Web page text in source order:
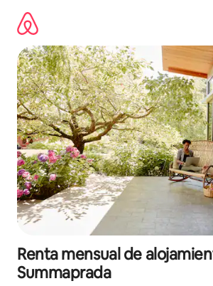
contenido
Renta mensual de
Summaprada